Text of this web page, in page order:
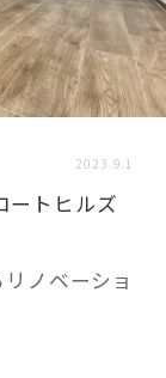
事例
2023.9.1
トヒルズ
ノベーショ